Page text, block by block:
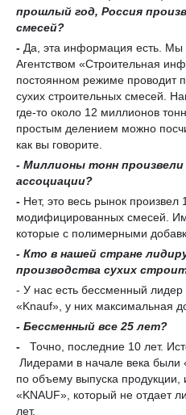
прошлый год, Россия
смесей?
- Да, эта информация есть. Мы
Агентством «Строительная
постоянном режиме проводит
сухих строительных смесей.
где-то около 12 миллионов
простым делением можно
как вы говорите.
- Миллионы тонн произвели
ассоциации?
- Нет, это весь рынок произвел
модифицированных смесей.
которые с полимерными
- Кто в нашей стране
производства сухих
- У нас есть бессменный
«Knauf», у них максимальная
- Бессменный все 25 лет?
-
Точно, последние 10 лет.
Лидерами в начале века
по объему выпуска
«KNAUF», который не отдает
лет.